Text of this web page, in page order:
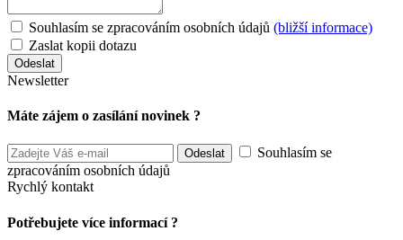
Souhlasím se zpracováním osobních údajů (bližší informace)
Zaslat kopii dotazu
Newsletter
Máte zájem o zasílání novinek ?
Souhlasím se
zpracováním osobních údajů
Rychlý kontakt
Potřebujete více informací ?